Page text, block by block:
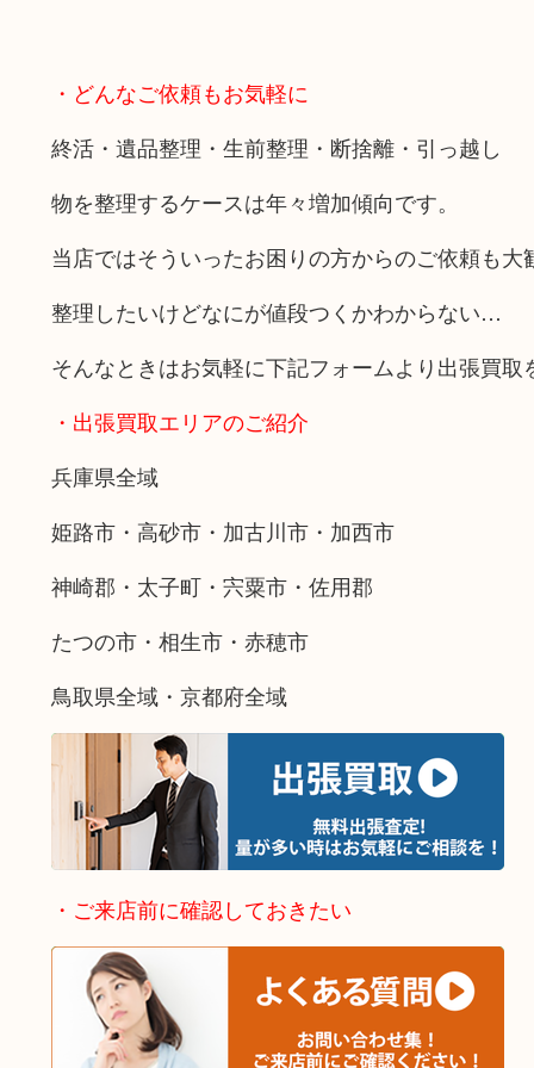
・どんなご依頼もお気軽に
終活・遺品整理・生前整理・断捨離・引っ越し
物を整理するケースは年々増加傾向です。
当店ではそういったお困りの方からのご依頼も大
整理したいけどなにが値段つくかわからない…
そんなときはお気軽に下記フォームより出張買取
・出張買取エリアのご紹介
兵庫県全域
姫路市・高砂市・加古川市・加西市
神崎郡・太子町・宍粟市・佐用郡
たつの市・相生市・赤穂市
鳥取県全域・京都府全域
・ご来店前に確認しておきたい